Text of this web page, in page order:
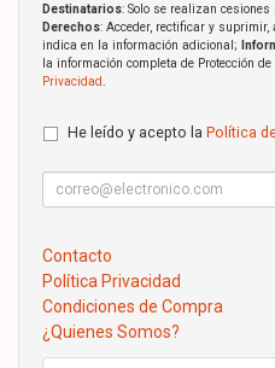
Destinatarios: Solo se realizan
Derechos: Acceder, rectificar y suprimir,
indica en la información adicional;
la información completa de Protección
Privacidad
He leído y acepto la Política
Contacto
Política Privacidad
Condiciones de Compra
¿Quienes Somos?